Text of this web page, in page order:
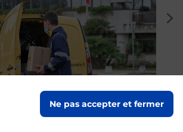
Ne pas accepter et fermer